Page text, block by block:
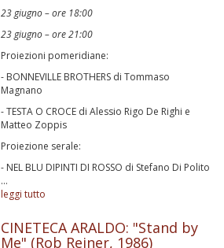
23 giugno – ore 18:00
23 giugno – ore 21:00
Proiezioni pomeridiane:
- BONNEVILLE BROTHERS di Tommaso
Magnano
- TESTA O CROCE di Alessio Rigo De Righi e
Matteo Zoppis
Proiezione serale:
- NEL BLU DIPINTI DI ROSSO di Stefano Di Polito
...
leggi tutto
CINETECA ARALDO: "Stand by
Me" (Rob Reiner, 1986)